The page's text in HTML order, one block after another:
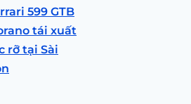
599 GTB
tái xuất
rỡ tại Sài